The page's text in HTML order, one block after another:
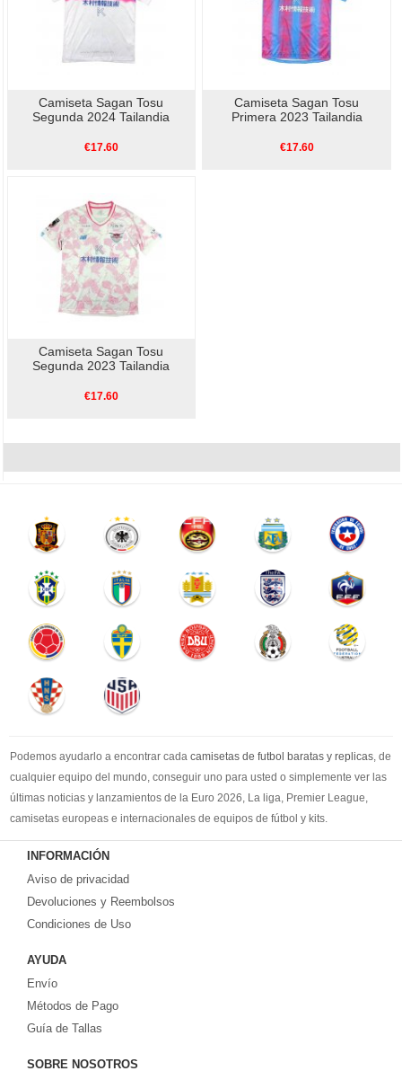
Camiseta Sagan Tosu
Segunda 2024 Tailandia
€17.60
Camiseta Sagan Tosu
Primera 2023 Tailandia
€17.60
Camiseta Sagan Tosu
Segunda 2023 Tailandia
€17.60
Podemos ayudarlo a encontrar cada camisetas de futbol baratas y replicas, de
cualquier equipo del mundo, conseguir uno para usted o simplemente ver las
últimas noticias y lanzamientos de la Euro 2026, La liga, Premier League,
camisetas europeas e internacionales de equipos de fútbol y kits.
Comprecamisetas de futbol baratasen la tienda deportiva más grande de
Europa. ¡Grandes ofertas en todas las camisetas del club de fútbol, ​​kits
europeos e internacionales, todo a los precios más bajos!
Compre nuestra gran selección de
equipaciones, camisetas y un portero a partir de €17.6. Diseños de fútbol
INFORMACIÓN
Aviso de privacidad
Devoluciones y Reembolsos
Condiciones de Uso
AYUDA
Envío
Métodos de Pago
Guía de Tallas
SOBRE NOSOTROS